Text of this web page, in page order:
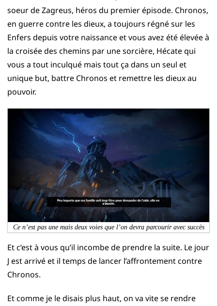
soeur de Zagreus, héros du premier épisode. Chronos,
en guerre contre les dieux, a toujours régné sur les
Enfers depuis votre naissance et vous avez été élevée à
la croisée des chemins par une sorcière, Hécate qui
vous a tout inculqué mais tout ça dans un seul et
unique but, battre Chronos et remettre les dieux au
pouvoir.
Ce n’est pas une mais deux voies que l’on devra parcourir avec succès
Et c’est à vous qu’il incombe de prendre la suite. Le jour
J est arrivé et il temps de lancer l’affrontement contre
Chronos.
Et comme je le disais plus haut, on va vite se rendre